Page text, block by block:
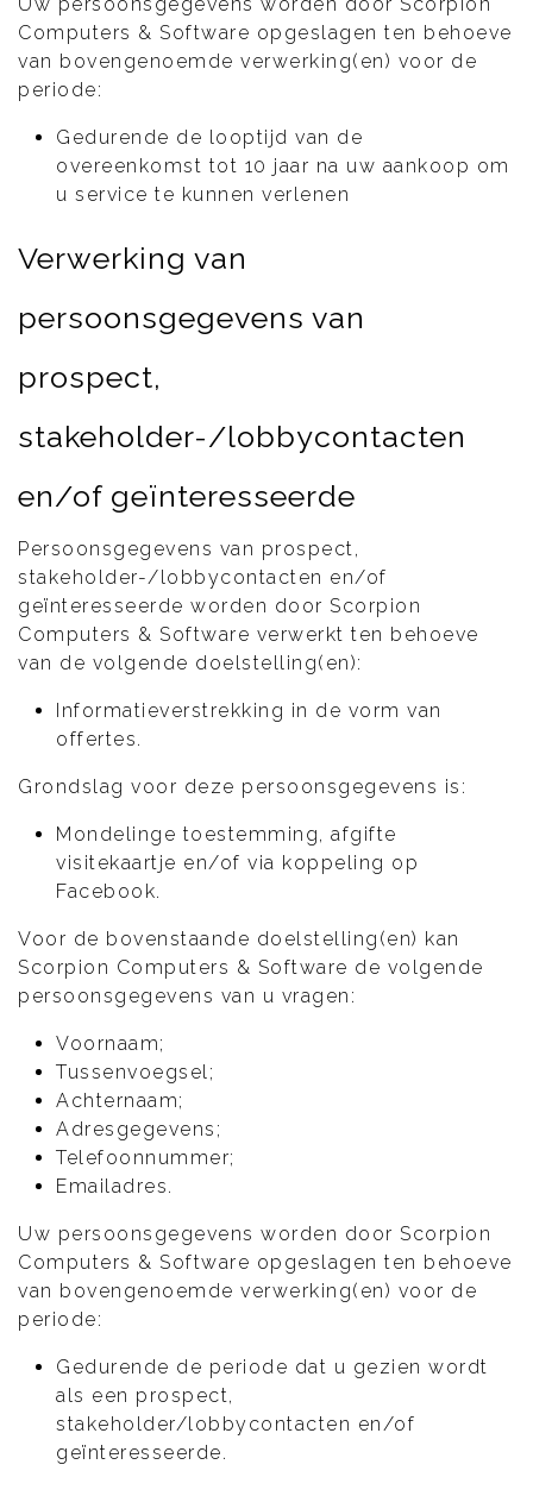
Computers & Software opgeslagen ten behoeve
van bovengenoemde verwerking(en) voor de
periode:
Gedurende de looptijd van de
overeenkomst tot 10 jaar na uw aankoop om
u service te kunnen verlenen
Verwerking van
persoonsgegevens van
prospect,
stakeholder-/lobbycontacten
en/of geïnteresseerde
Persoonsgegevens van prospect,
stakeholder-/lobbycontacten en/of
geïnteresseerde worden door Scorpion
Computers & Software verwerkt ten behoeve
van de volgende doelstelling(en):
Informatieverstrekking in de vorm van
offertes.
Grondslag voor deze persoonsgegevens is:
Mondelinge toestemming, afgifte
visitekaartje en/of via koppeling op
Facebook.
Voor de bovenstaande doelstelling(en) kan
Scorpion Computers & Software de volgende
persoonsgegevens van u vragen:
Voornaam;
Tussenvoegsel;
Achternaam;
Adresgegevens;
Telefoonnummer;
Emailadres.
Uw persoonsgegevens worden door Scorpion
Computers & Software opgeslagen ten behoeve
van bovengenoemde verwerking(en) voor de
periode:
Gedurende de periode dat u gezien wordt
als een prospect,
stakeholder/lobbycontacten en/of
geïnteresseerde.